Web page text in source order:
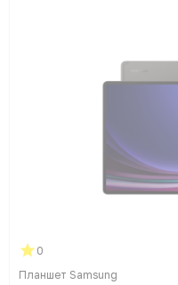
0
Планшет Samsung